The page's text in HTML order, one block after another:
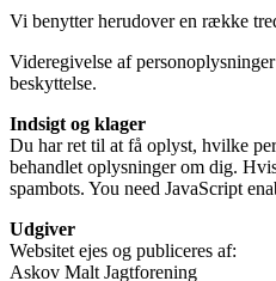
Vi benytter herudover en række
Videregivelse af
beskyttelse.
Indsigt og klager
Du har ret til at få oplyst, hvilke
behandlet oplysninger om dig.
spambots. You need JavaScript
Udgiver
Websitet ejes og publiceres af:
Askov Malt Jagtforening